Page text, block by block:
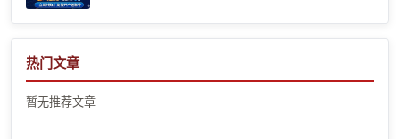
热门文章
暂无推荐文章